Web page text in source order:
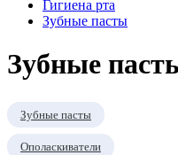
Гигиена рта
Зубные пасты
Зубные
Зубные пасты
Ополаскиватели